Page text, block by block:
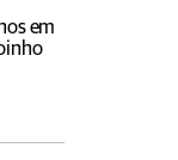
em